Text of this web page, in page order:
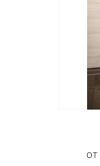
от